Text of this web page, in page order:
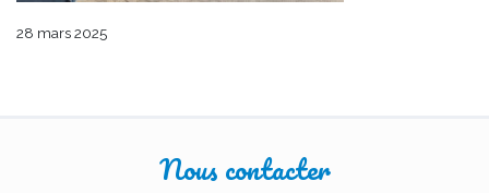
28 mars 2025
Nous contacter